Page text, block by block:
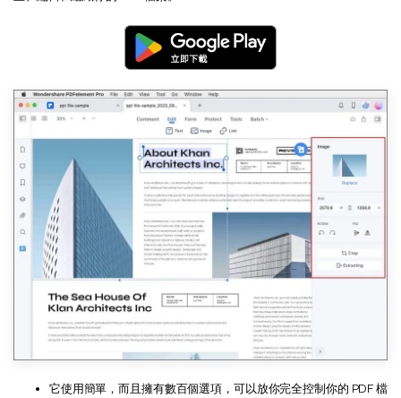
它使用簡單，而且擁有數百個選項，可以放你完全控制你的 PDF 檔